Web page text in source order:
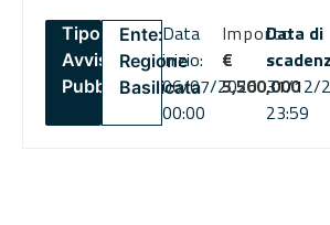
Tipo:
Avviso
Pubblico
Ente:
Regione
Basilicata
Data
inizio:
06/07/2026
00:00
Importo
€
5,500,000
Data di
31/12/
23:59